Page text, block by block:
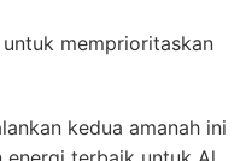
memprioritaskan
kedua amanah ini